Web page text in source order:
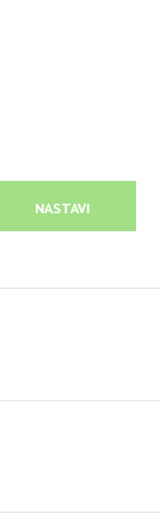
NASTAVI